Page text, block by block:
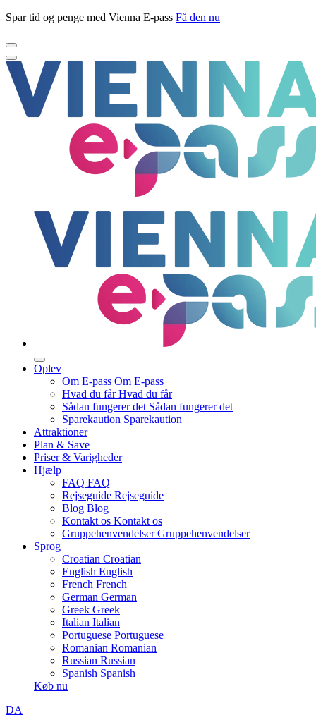
Spar tid og penge med Vienna E-pass Få den nu
Oplev
Om E-pass Om E-pass
Hvad du får Hvad du får
Sådan fungerer det Sådan fungerer det
Sparekaution Sparekaution
Attraktioner
Plan & Save
Priser & Varigheder
Hjælp
FAQ FAQ
Rejseguide Rejseguide
Blog Blog
Kontakt os Kontakt os
Gruppehenvendelser Gruppehenvendelser
Sprog
Croatian Croatian
English English
French French
German German
Greek Greek
Italian Italian
Portuguese Portuguese
Romanian Romanian
Russian Russian
Spanish Spanish
Køb nu
DA